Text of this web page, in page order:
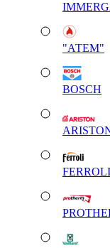
"АТЕМ"
BOSCH
FERROLI